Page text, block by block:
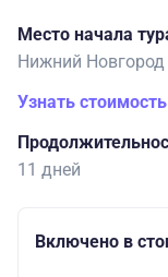
Место начала
Нижний Новгород
Узнать
11 дней
Включено в